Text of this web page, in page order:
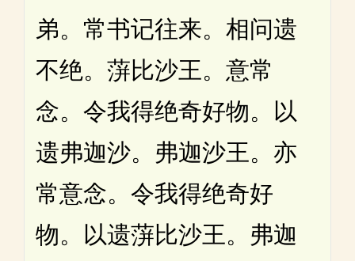
弟。常书记往来。相问遗
不绝。蓱比沙王。意常
念。令我得绝奇好物。以
遗弗迦沙。弗迦沙王。亦
常意念。令我得绝奇好
物。以遗蓱比沙王。弗迦